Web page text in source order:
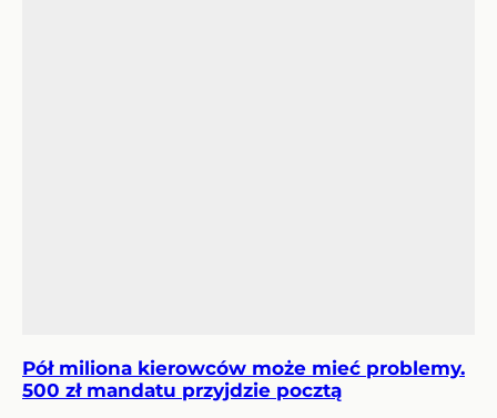
Pół miliona kierowców może mieć problemy.
500 zł mandatu przyjdzie pocztą